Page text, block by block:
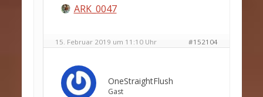
ARK_0047
15. Februar 2019 um 11:10 Uhr #152104
OneStraightFlush
Gast